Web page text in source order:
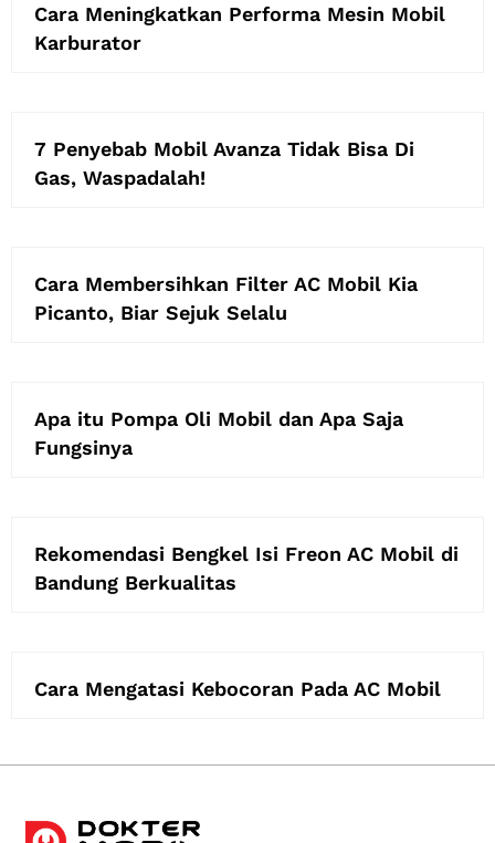
Cara Meningkatkan Performa Mesin Mobil
Karburator
7 Penyebab Mobil Avanza Tidak Bisa Di
Gas, Waspadalah!
Cara Membersihkan Filter AC Mobil Kia
Picanto, Biar Sejuk Selalu
Apa itu Pompa Oli Mobil dan Apa Saja
Fungsinya
Rekomendasi Bengkel Isi Freon AC Mobil di
Bandung Berkualitas
Cara Mengatasi Kebocoran Pada AC Mobil